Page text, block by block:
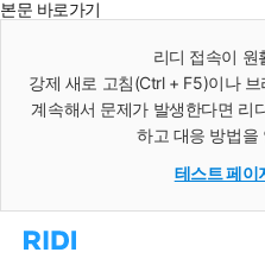
본문 바로가기
리디 접속이 원
강제 새로 고침(Ctrl + F5)이나
계속해서 문제가 발생한다면 리
하고 대응 방법을
테스트 페이
리